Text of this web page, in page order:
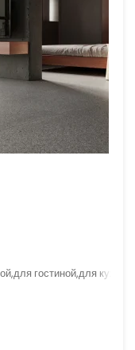
гостиной,для кухни